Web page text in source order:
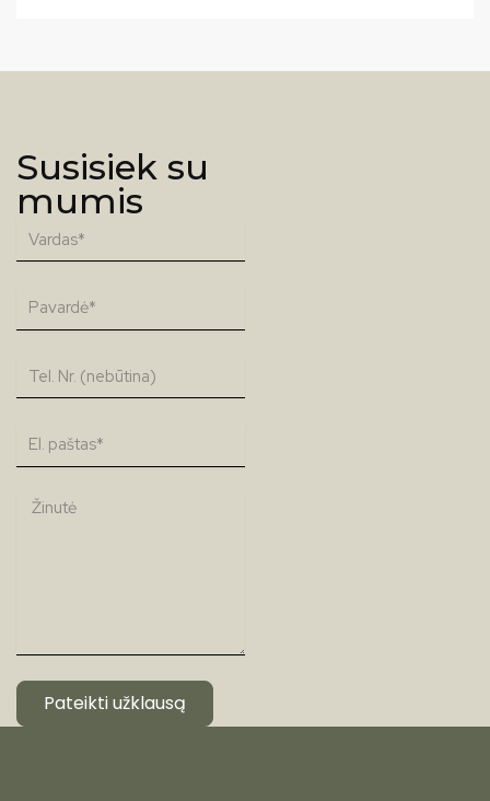
Susisiek su
mumis
Pateikti užklausą